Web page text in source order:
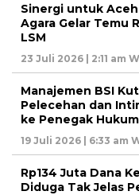
Sinergi untuk
Agara Gelar Temu
LSM
23 Juli 2026 | 2:11 am
Manajemen BSI
Pelecehan dan
ke Penegak
19 Juli 2026 | 6:33 am
Rp134 Juta Dana
Diduga Tak Jelas